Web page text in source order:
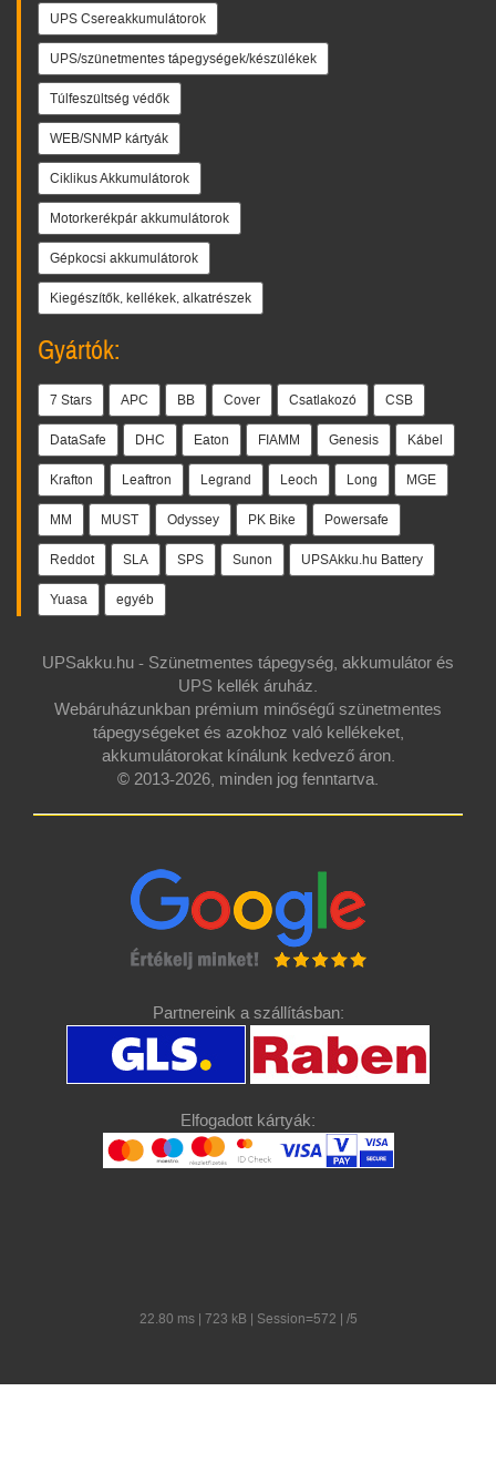
UPS Csereakkumulátorok
UPS/szünetmentes tápegységek/készülékek
Túlfeszültség védők
WEB/SNMP kártyák
Ciklikus Akkumulátorok
Motorkerékpár akkumulátorok
Gépkocsi akkumulátorok
Kiegészítők, kellékek, alkatrészek
Gyártók:
7 Stars APC BB Cover Csatlakozó CSB
DataSafe DHC Eaton FIAMM Genesis Kábel
Krafton Leaftron Legrand Leoch Long MGE
MM MUST Odyssey PK Bike Powersafe
Reddot SLA SPS Sunon UPSAkku.hu Battery
Yuasa egyéb
UPSakku.hu - Szünetmentes tápegység, akkumulátor és
UPS kellék áruház.
Webáruházunkban prémium minőségű szünetmentes
tápegységeket és azokhoz való kellékeket,
akkumulátorokat kínálunk kedvező áron.
© 2013-2026, minden jog fenntartva.
Partnereink a szállításban:
Elfogadott kártyák:
22.80 ms | 723 kB | Session=572 | /5